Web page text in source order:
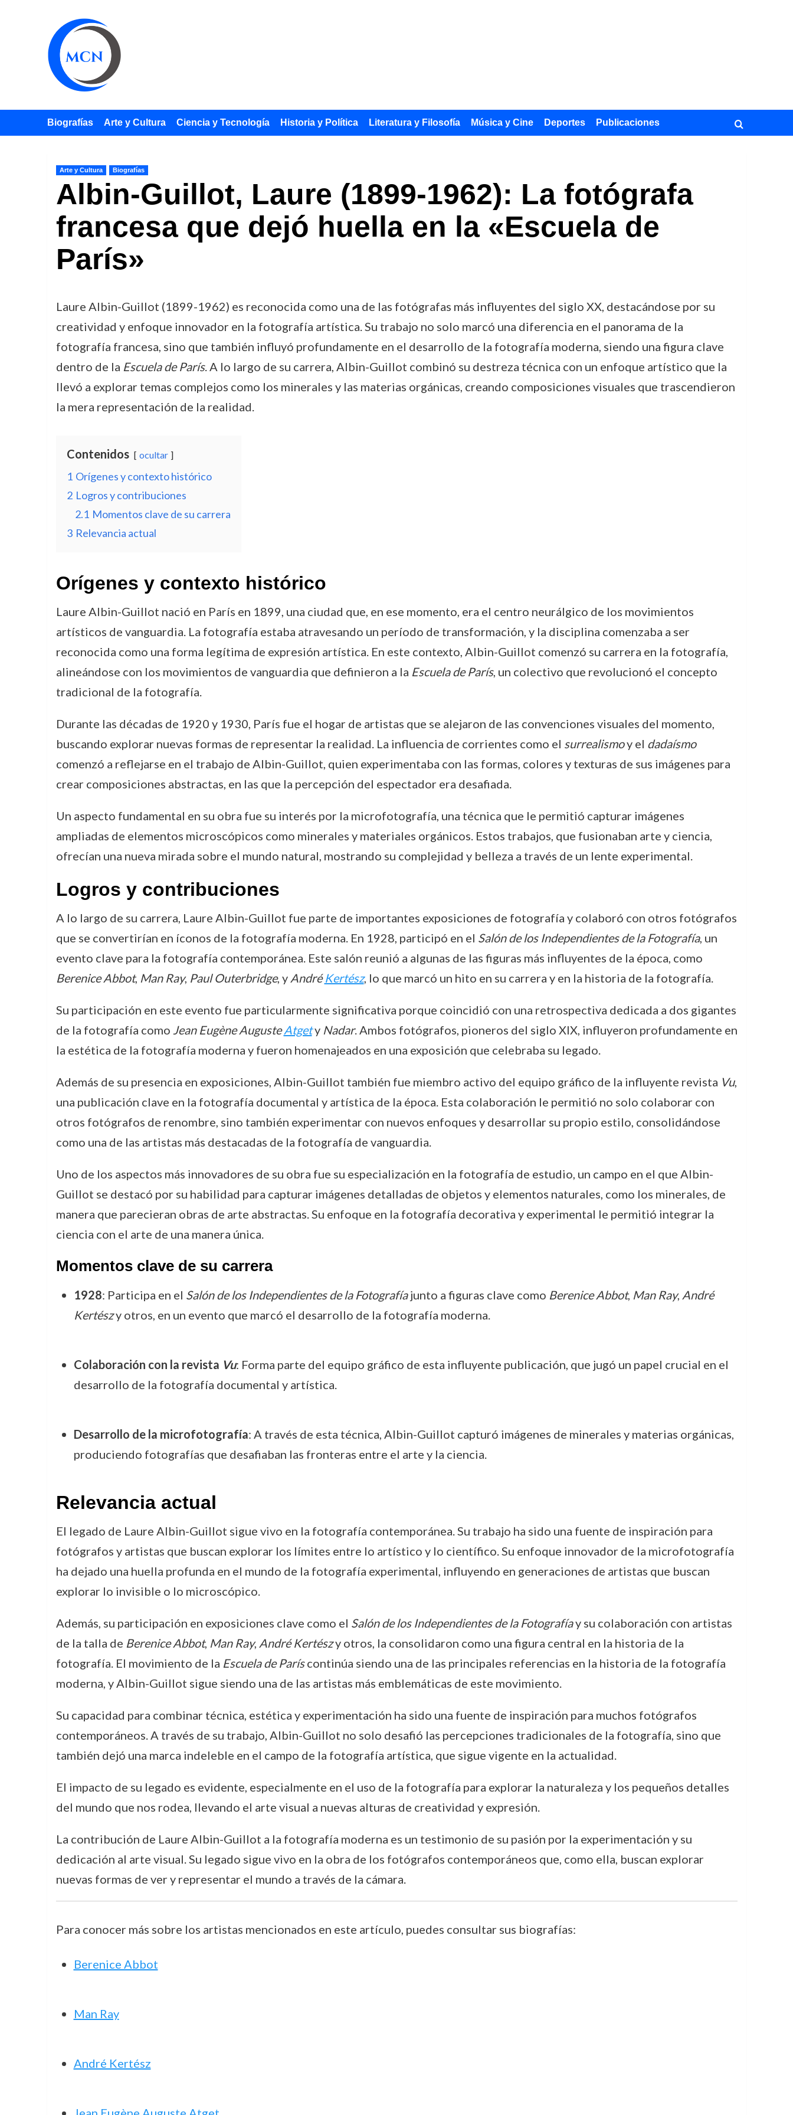
Biografías Arte y Cultura Ciencia y Tecnología Historia y Política Literatura y Filosofía Música y Cine Deportes Publicaciones
Arte y Cultura Biografías
Albin-Guillot, Laure (1899-1962): La fotógrafa
francesa que dejó huella en la «Escuela de
París»
Laure Albin-Guillot (1899-1962) es reconocida como una de las fotógrafas más influyentes del siglo XX, destacándose por su
creatividad y enfoque innovador en la fotografía artística. Su trabajo no solo marcó una diferencia en el panorama de la
fotografía francesa, sino que también influyó profundamente en el desarrollo de la fotografía moderna, siendo una figura clave
dentro de la Escuela de París. A lo largo de su carrera, Albin-Guillot combinó su destreza técnica con un enfoque artístico que la
llevó a explorar temas complejos como los minerales y las materias orgánicas, creando composiciones visuales que trascendieron
la mera representación de la realidad.
Contenidos ocultar
1 Orígenes y contexto histórico
2 Logros y contribuciones
2.1 Momentos clave de su carrera
3 Relevancia actual
Orígenes y contexto histórico
Laure Albin-Guillot nació en París en 1899, una ciudad que, en ese momento, era el centro neurálgico de los movimientos
artísticos de vanguardia. La fotografía estaba atravesando un período de transformación, y la disciplina comenzaba a ser
reconocida como una forma legítima de expresión artística. En este contexto, Albin-Guillot comenzó su carrera en la fotografía,
alineándose con los movimientos de vanguardia que definieron a la Escuela de París, un colectivo que revolucionó el concepto
tradicional de la fotografía.
Durante las décadas de 1920 y 1930, París fue el hogar de artistas que se alejaron de las convenciones visuales del momento,
buscando explorar nuevas formas de representar la realidad. La influencia de corrientes como el surrealismoy el dadaísmo
comenzó a reflejarse en el trabajo de Albin-Guillot, quien experimentaba con las formas, colores y texturas de sus imágenes para
crear composiciones abstractas, en las que la percepción del espectador era desafiada.
Un aspecto fundamental en su obra fue su interés por la microfotografía, una técnica que le permitió capturar imágenes
ampliadas de elementos microscópicos como minerales y materiales orgánicos. Estos trabajos, que fusionaban arte y ciencia,
ofrecían una nueva mirada sobre el mundo natural, mostrando su complejidad y belleza a través de un lente experimental.
Logros y contribuciones
A lo largo de su carrera, Laure Albin-Guillot fue parte de importantes exposiciones de fotografía y colaboró con otros fotógrafos
que se convertirían en íconos de la fotografía moderna. En 1928, participó en el Salón de los Independientes de la Fotografía, un
evento clave para la fotografía contemporánea. Este salón reunió a algunas de las figuras más influyentes de la época, como
Berenice Abbot, Man Ray, Paul Outerbridge, y AndréKertész, lo que marcó un hito en su carrera y en la historia de la fotografía.
Su participación en este evento fue particularmente significativa porque coincidió con una retrospectiva dedicada a dos gigantes
de la fotografía como Jean Eugène AugusteAtgety Nadar. Ambos fotógrafos, pioneros del siglo XIX, influyeron profundamente en
la estética de la fotografía moderna y fueron homenajeados en una exposición que celebraba su legado.
Además de su presencia en exposiciones, Albin-Guillot también fue miembro activo del equipo gráfico de la influyente revista Vu,
una publicación clave en la fotografía documental y artística de la época. Esta colaboración le permitió no solo colaborar con
otros fotógrafos de renombre, sino también experimentar con nuevos enfoques y desarrollar su propio estilo, consolidándose
como una de las artistas más destacadas de la fotografía de vanguardia.
Uno de los aspectos más innovadores de su obra fue su especialización en la fotografía de estudio, un campo en el que Albin-
Guillot se destacó por su habilidad para capturar imágenes detalladas de objetos y elementos naturales, como los minerales, de
manera que parecieran obras de arte abstractas. Su enfoque en la fotografía decorativa y experimental le permitió integrar la
ciencia con el arte de una manera única.
Momentos clave de su carrera
1928: Participa en el Salón de los Independientes de la Fotografíajunto a figuras clave como Berenice Abbot, Man Ray, André
Kertészy otros, en un evento que marcó el desarrollo de la fotografía moderna.
Colaboración con la revista Vu: Forma parte del equipo gráfico de esta influyente publicación, que jugó un papel crucial en el
desarrollo de la fotografía documental y artística.
Desarrollo de la microfotografía: A través de esta técnica, Albin-Guillot capturó imágenes de minerales y materias orgánicas,
produciendo fotografías que desafiaban las fronteras entre el arte y la ciencia.
Relevancia actual
El legado de Laure Albin-Guillot sigue vivo en la fotografía contemporánea. Su trabajo ha sido una fuente de inspiración para
fotógrafos y artistas que buscan explorar los límites entre lo artístico y lo científico. Su enfoque innovador de la microfotografía
ha dejado una huella profunda en el mundo de la fotografía experimental, influyendo en generaciones de artistas que buscan
explorar lo invisible o lo microscópico.
Además, su participación en exposiciones clave como el Salón de los Independientes de la Fotografíay su colaboración con artistas
de la talla de Berenice Abbot, Man Ray, André Kertészy otros, la consolidaron como una figura central en la historia de la
fotografía. El movimiento de la Escuela de Paríscontinúa siendo una de las principales referencias en la historia de la fotografía
moderna, y Albin-Guillot sigue siendo una de las artistas más emblemáticas de este movimiento.
Su capacidad para combinar técnica, estética y experimentación ha sido una fuente de inspiración para muchos fotógrafos
contemporáneos. A través de su trabajo, Albin-Guillot no solo desafió las percepciones tradicionales de la fotografía, sino que
también dejó una marca indeleble en el campo de la fotografía artística, que sigue vigente en la actualidad.
El impacto de su legado es evidente, especialmente en el uso de la fotografía para explorar la naturaleza y los pequeños detalles
del mundo que nos rodea, llevando el arte visual a nuevas alturas de creatividad y expresión.
La contribución de Laure Albin-Guillot a la fotografía moderna es un testimonio de su pasión por la experimentación y su
dedicación al arte visual. Su legado sigue vivo en la obra de los fotógrafos contemporáneos que, como ella, buscan explorar
nuevas formas de ver y representar el mundo a través de la cámara.
Para conocer más sobre los artistas mencionados en este artículo, puedes consultar sus biografías:
Berenice Abbot
Man Ray
André Kertész